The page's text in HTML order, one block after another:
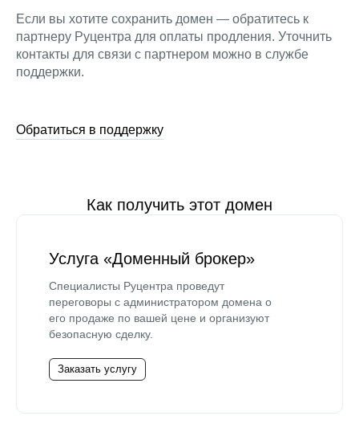
Если вы хотите сохранить домен — обратитесь к
партнеру Руцентра для оплаты продления. Уточнить
контакты для связи с партнером можно в службе
поддержки.
Обратиться в поддержку
Как получить этот домен
Услуга «Доменный брокер»
Специалисты Руцентра проведут
переговоры с администратором домена о
его продаже по вашей цене и организуют
безопасную сделку.
Заказать услугу